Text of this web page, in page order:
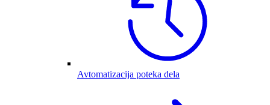
Avtomatizacija poteka dela